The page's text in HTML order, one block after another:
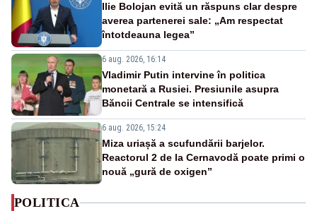
Ilie Bolojan evită un răspuns clar despre
averea partenerei sale: „Am respectat
întotdeauna legea”
6 aug. 2026, 16:14
Vladimir Putin intervine în politica
monetară a Rusiei. Presiunile asupra
Băncii Centrale se intensifică
6 aug. 2026, 15:24
Miza uriașă a scufundării barjelor.
Reactorul 2 de la Cernavodă poate primi o
nouă „gură de oxigen”
POLITICA